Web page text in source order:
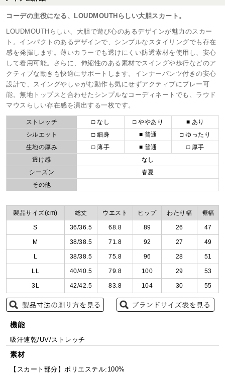
コーデの主役になる、LOUDMOUTHらしい大胆スカート。
LOUDMOUTHらしい、大胆で遊び心のあるデザインが魅力のスカー
ト。インパクトのあるデザインで、シンプルなスタイリングでも存在
感を発揮します。薄いカラーでも透けにくい防透素材を使用し、安心
して着用可能。さらに、伸縮性のある素材でスイングや歩行などのア
クティブな動きも快適にサポートします。インナーパンツ付きの安心
設計で、スイングやしゃがむ動作も気にせずアクティブにプレー可
能。無地トップスと合わせたシンプルなコーディネートでも、ラウド
マウスらしい存在感を演出する一枚です。
ストレッチ □ なし □ ややあり
■ あり
シルエット
□ 細身 ■ 普通
□ ゆったり
生地の厚み
□ 薄手 ■ 普通
□ 厚手
透け感
なし
シーズン
春夏
その他
製品サイズ(cm) 総丈 ウエスト ヒップ わたり幅 裾幅
S 36/36.5 68.8 89 26 47
M 38/38.5 71.8 92 27 49
L 38/38.5 75.8 96 28 51
LL 40/40.5 79.8 100 29 53
3L 42/42.5 83.8 104 30 55
機能
吸汗速乾/UV/ストレッチ
素材
【スカート部分】ポリエステル:100%